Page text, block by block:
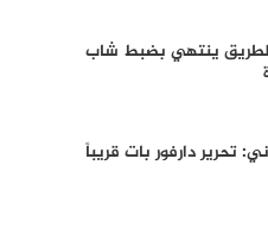
ينتهي بضبط شاب
تحرير دارفور بات قريباً